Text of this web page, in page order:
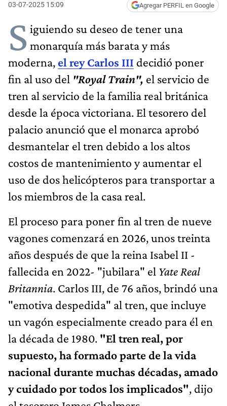
03-07-2025 15:09 Agregar PERFIL en Google
S iguiendo su deseo de tener una
monarquía más barata y más
moderna, el rey Carlos III decidió poner
fin al uso del "Royal Train", el servicio de
tren al servicio de la familia real británica
desde la época victoriana. El tesorero del
palacio anunció que el monarca aprobó
desmantelar el tren debido a los altos
costos de mantenimiento y aumentar el
uso de dos helicópteros para transportar a
los miembros de la casa real.
El proceso para poner fin al tren de nueve
vagones comenzará en 2026, unos treinta
años después de que la reina Isabel II -
fallecida en 2022- "jubilara" el Yate Real
Britannia. Carlos III, de 76 años, brindó una
"emotiva despedida" al tren, que incluye
un vagón especialmente creado para él en
la década de 1980. "El tren real, por
supuesto, ha formado parte de la vida
nacional durante muchas décadas, amado
y cuidado por todos los implicados", dijo